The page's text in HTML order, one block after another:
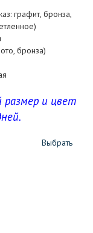
графит, бронза,
бронза)
размер и цвет
Выбрать